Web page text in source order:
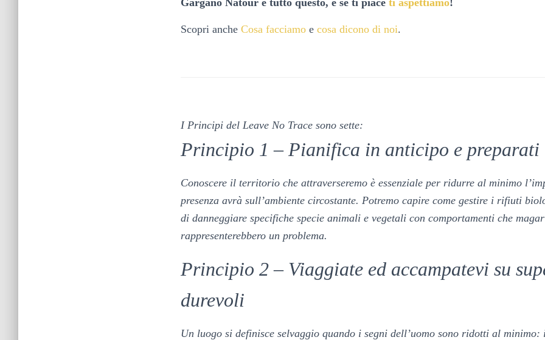
Gargano Natour è tutto questo, e se ti piace ti aspettiamo!
Scopri anche Cosa facciamo e cosa dicono di noi.
I Principi del Leave No Trace sono sette:
Principio 1 – Pianifica in anticipo e preparati
Conoscere il territorio che attraverseremo è essenziale per ridurre al minimo
presenza avrà sull’ambiente circostante. Potremo capire come gestire i rifiuti
di danneggiare specifiche specie animali e vegetali con comportamenti che
rappresenterebbero un problema.
Principio 2 – Viaggiate ed accampatevi su
durevoli
Un luogo si definisce selvaggio quando i segni dell’uomo sono ridotti al